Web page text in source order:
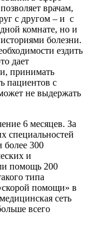
врачам,
с другом – и с
комнате, но и
болезни.
ездить
дает
принимать
пациентов с
не выдержать
6 месяцев. За
специальностей
300
и
помощь 200
типа
помощи» в
сеть
всего